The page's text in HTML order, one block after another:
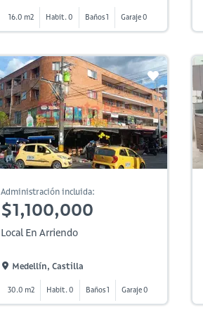
16.0 m2 Habit. 0 Baños 1 Garaje 0
Administración incluida:
$1,100,000
Local En Arriendo
Medellín, Castilla
30.0 m2 Habit. 0 Baños 1 Garaje 0